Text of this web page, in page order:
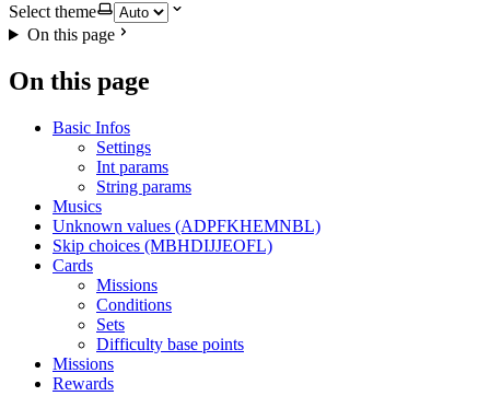
Select theme
On this page
On this page
Basic Infos
Settings
Int params
String params
Musics
Unknown values (ADPFKHEMNBL)
Skip choices (MBHDIJJEOFL)
Cards
Missions
Conditions
Sets
Difficulty base points
Missions
Rewards